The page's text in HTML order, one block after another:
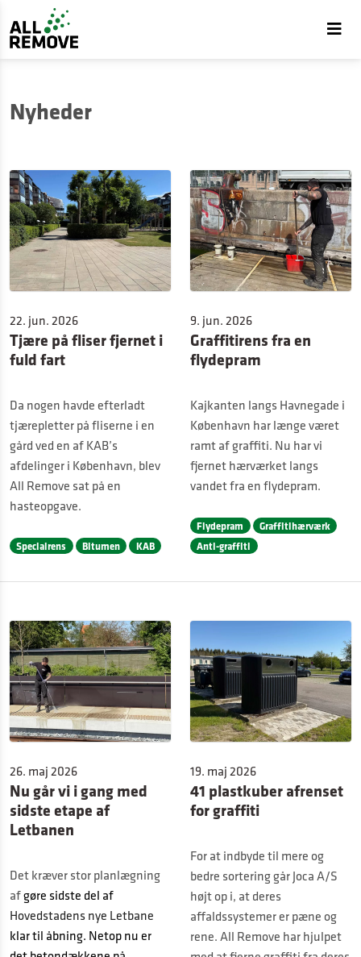
Nyheder
22. jun. 2026
Tjære på fliser fjernet i
fuld fart
Da nogen havde efterladt
tjærepletter på fliserne i en
gård ved en af KAB’s
afdelinger i København, blev
All Remove sat på en
hasteopgave.
Specialrens Bitumen KAB
9. jun. 2026
Graffitirens fra en
flydepram
Kajkanten langs Havnegade i
København har længe været
ramt af graffiti. Nu har vi
fjernet hærværket langs
vandet fra en flydepram.
Flydepram
Graffitihærværk
Anti-graffiti
26. maj 2026
Nu går vi i gang med
sidste etape af
Letbanen
Det kræver stor planlægning
afgøre sidste del af
Hovedstadens nye Letbane
klar til åbning. Netop nu er
19. maj 2026
41 plastkuber afrenset
for graffiti
For at indbyde til mere og
bedre sortering går Joca A/S
højt op i, at deres
affaldssystemer er pæne og
rene. All Remove har hjulpet